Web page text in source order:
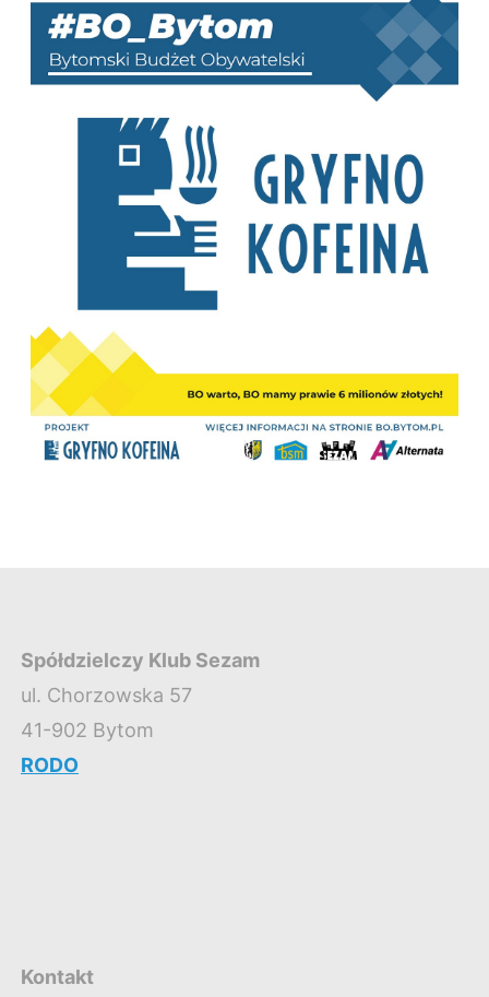
Spółdzielczy Klub Sezam
ul. Chorzowska 57
41-902 Bytom
RODO
Kontakt